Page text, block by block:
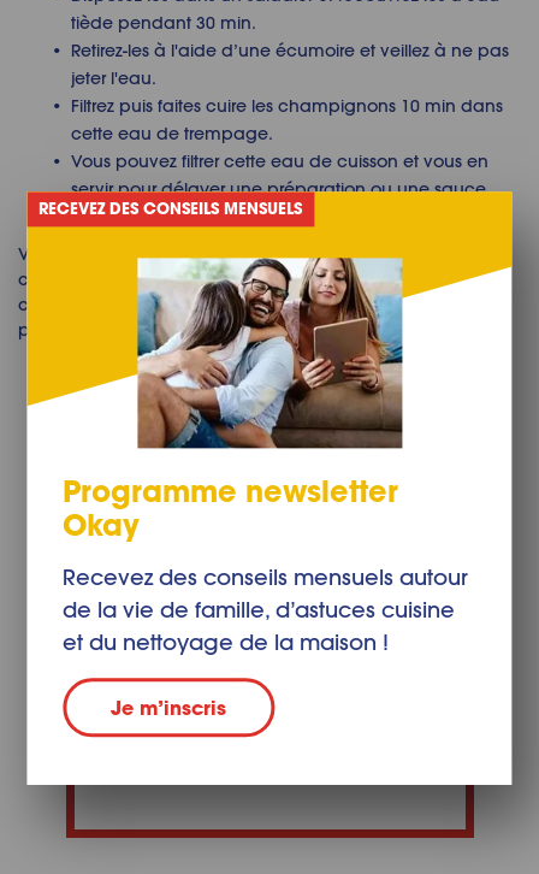
Recommandé:Okay Essuie-tout
Original
tiède pendant 30 min.
Retirez-les à l'aide d’une écumoire et veillez à ne pas
jeter l'eau.
Filtrez puis faites cuire les champignons 10 min dans
cette eau de trempage.
Vous pouvez filtrer cette eau de cuisson et vous en
servir pour délayer une préparation ou une sauce.
Vous savez maintenant comment conserver des
champignons frais. Et puisque la conservation des
champignons n’a plus de secret pour vous, vous pourrez
profiter des saveurs de l’automne toute l’année !
RECEVEZ DES CONSEILS MENSUELS
Programme newsletter
Okay
Recevez des conseils mensuels autour
de la vie de famille, d’astuces cuisine
et du nettoyage de la maison !
Je m’inscris